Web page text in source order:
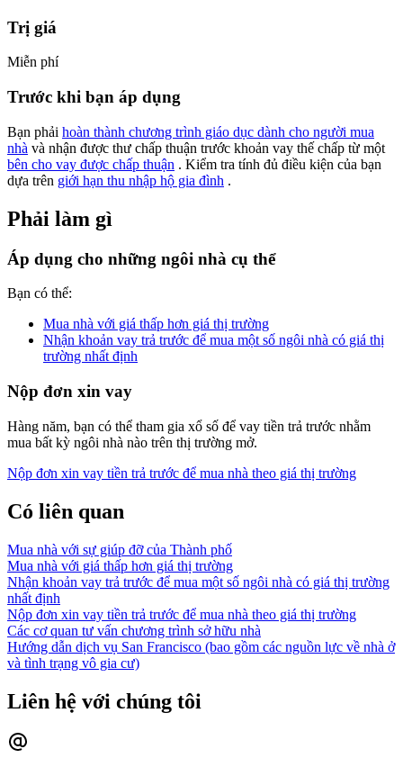
Trị giá
Miễn phí
Trước khi bạn áp dụng
Bạn phải hoàn thành chương trình giáo dục dành cho người mua
nhà và nhận được thư chấp thuận trước khoản vay thế chấp từ một
bên cho vay được chấp thuận . Kiểm tra tính đủ điều kiện của bạn
dựa trên giới hạn thu nhập hộ gia đình .
Phải làm gì
Áp dụng cho những ngôi nhà cụ thể
Bạn có thể:
Mua nhà với giá thấp hơn giá thị trường
Nhận khoản vay trả trước để mua một số ngôi nhà có giá thị
trường nhất định
Nộp đơn xin vay
Hàng năm, bạn có thể tham gia xổ số để vay tiền trả trước nhằm
mua bất kỳ ngôi nhà nào trên thị trường mở.
Nộp đơn xin vay tiền trả trước để mua nhà theo giá thị trường
Có liên quan
Mua nhà với sự giúp đỡ của Thành phố
Mua nhà với giá thấp hơn giá thị trường
Nhận khoản vay trả trước để mua một số ngôi nhà có giá thị trường
nhất định
Nộp đơn xin vay tiền trả trước để mua nhà theo giá thị trường
Các cơ quan tư vấn chương trình sở hữu nhà
Hướng dẫn dịch vụ San Francisco (bao gồm các nguồn lực về nhà ở
và tình trạng vô gia cư)
Liên hệ với chúng tôi